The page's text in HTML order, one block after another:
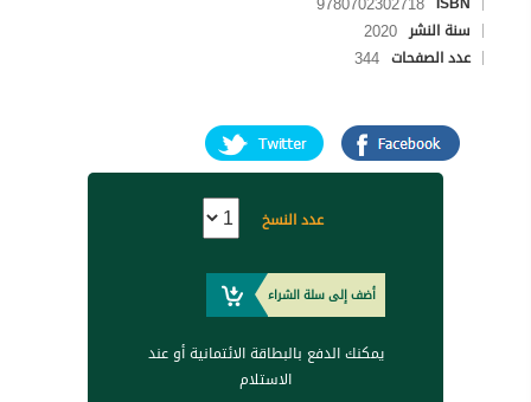
سنة النشر 2020
عدد الصفحات 344
عدد النسخ
أضف إلى سلة الشراء
يمكنك الدفع بالبطاقة الائتمانية أو عند
الاستلام